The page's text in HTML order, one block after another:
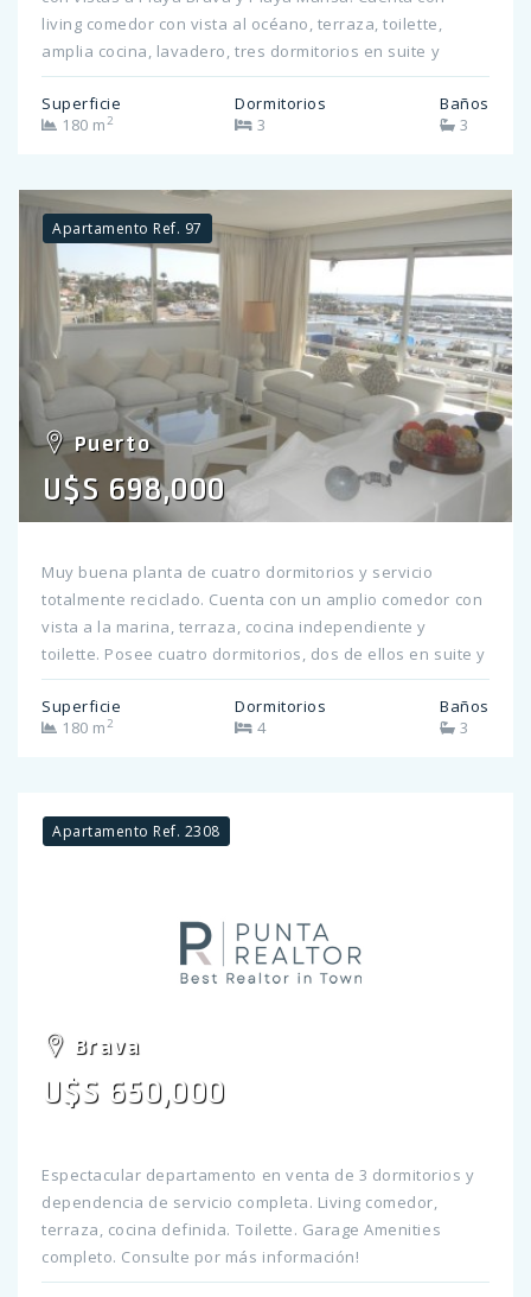
living comedor con vista al océano, terraza, toilette,
amplia cocina, lavadero, tres dormitorios en suite y
garaje en subsuelo. Amenities. Consulte por más
información!
Superficie
180 m2
Dormitorios
3
Baños
3
Apartamento Ref. 97
Puerto
U$S 698,000
Muy buena planta de cuatro dormitorios y servicio
totalmente reciclado. Cuenta con un amplio comedor con
vista a la marina, terraza, cocina independiente y
toilette. Posee cuatro dormitorios, dos de ellos en suite y
dos comparten un baño. Tiene dependencia de servicio
con baño. La calefacción es por paneles de bajo
consumo en toda la planta y aires acondicionados en el
Superficie
180 m2
Dormitorios
4
Baños
3
Apartamento Ref. 2308
Brava
U$S 650,000
Espectacular departamento en venta de 3 dormitorios y
dependencia de servicio completa. Living comedor,
terraza, cocina definida. Toilette. Garage Amenities
completo. Consulte por más información!